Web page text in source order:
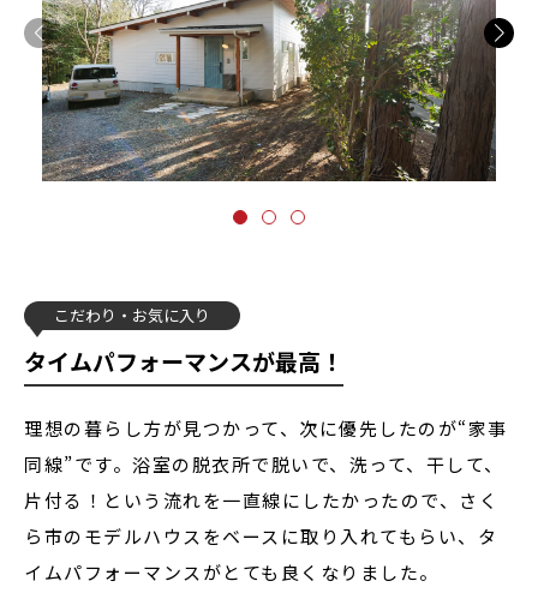
こだわり お気に入り
タイムパフォーマンスが最高！
理想の暮らし方が見つかって、次に優先したのが“家事
同線”です。浴室の脱衣所で脱いで、洗って、干して、
片付る！という流れを一直線にしたかったので、さく
ら市のモデルハウスをベースに取り入れてもらい、タ
イムパフォーマンスがとても良くなりました。